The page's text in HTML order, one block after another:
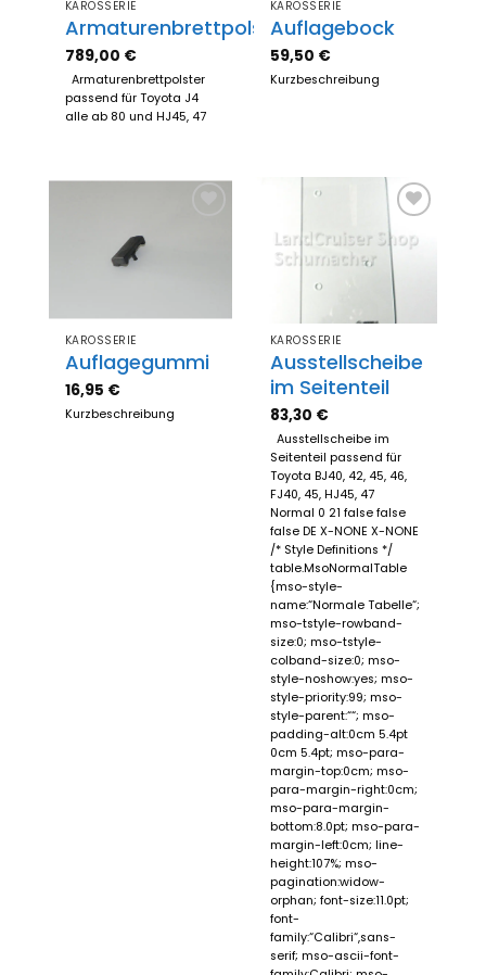
KAROSSERIE
Armaturenbrettpolster
789,00 €
Armaturenbrettpolster
passend für Toyota J4
alle ab 80 und HJ45, 47
KAROSSERIE
Auflagebock
59,50 €
Kurzbeschreibung
KAROSSERIE
Auflagegummi
16,95 €
Kurzbeschreibung
Zum
Merkzettel
hinzufügen
KAROSSERIE
Ausstellscheibe
im Seitenteil
83,30 €
Ausstellscheibe im
Seitenteil passend für
Toyota BJ40, 42, 45, 46,
FJ40, 45, HJ45, 47
Normal 0 21 false false
false DE X-NONE X-NONE
/* Style Definitions */
table.MsoNormalTable
{mso-style-
name:“Normale Tabelle“;
mso-tstyle-rowband-
size:0; mso-tstyle-
colband-size:0; mso-
style-noshow:yes; mso-
style-priority:99; mso-
style-parent:““; mso-
padding-alt:0cm 5.4pt
0cm 5.4pt; mso-para-
margin-top:0cm; mso-
para-margin-right:0cm;
mso-para-margin-
bottom:8.0pt; mso-para-
margin-left:0cm; line-
height:107%; mso-
pagination:widow-
orphan; font-size:11.0pt;
font-
family:“Calibri“,sans-
serif; mso-ascii-font-